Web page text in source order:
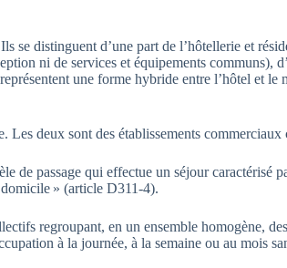
se distinguent d’une part de l’hôtellerie et
ni de services et équipements communs),
une forme hybride entre l’hôtel et le
deux sont des établissements commerciaux
de passage qui effectue un séjour caractérisé
» (article D311-4).
regroupant, en un ensemble homogène,
à la journée, à la semaine ou au mois